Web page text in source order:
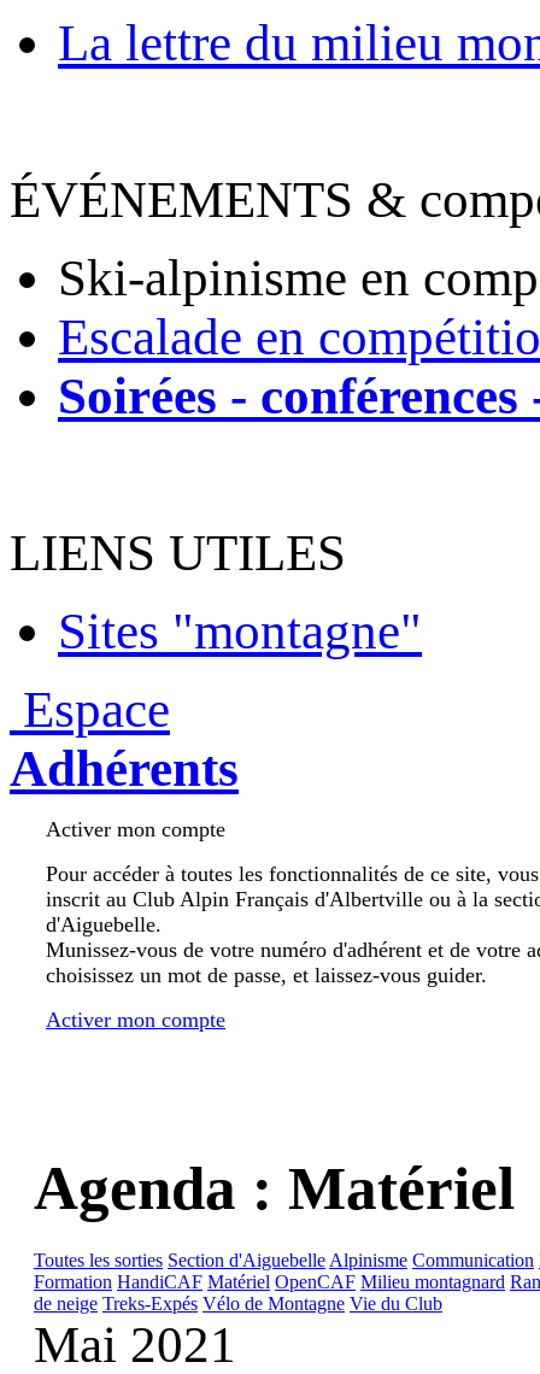
La lettre du milieu
ÉVÉNEMENTS &
Ski-alpinisme en
Escalade en
Soirées - conférences
LIENS UTILES
Sites "montagne"
Espace
Adhérents
Activer mon compte
Pour accéder à toutes les fonctionnalités de ce site,
inscrit au Club Alpin Français d'Albertville ou à la
d'Aiguebelle.
Munissez-vous de votre numéro d'adhérent et de votre
choisissez un mot de passe, et laissez-vous guider.
Activer mon compte
Agenda : Matériel
Toutes les sorties Section d'Aiguebelle Alpinisme Communication
Formation HandiCAF Matériel OpenCAF Milieu montagnard
de neige Treks-Expés Vélo de Montagne Vie du Club
Mai 2021